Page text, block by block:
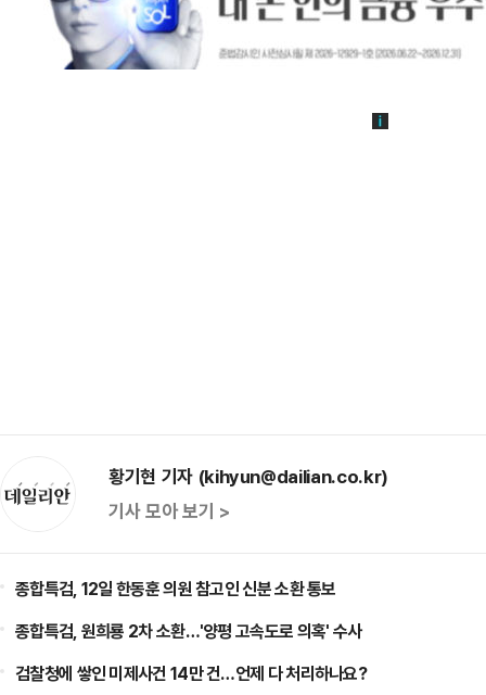
황기현 기자 (kihyun@dailian.co.kr)
기사 모아 보기 >
종합특검, 12일 한동훈 의원 참고인 신분 소환 통보
종합특검, 원희룡 2차 소환…'양평 고속도로 의혹' 수사
검찰청에 쌓인 미제사건 14만 건…언제 다 처리하나요?